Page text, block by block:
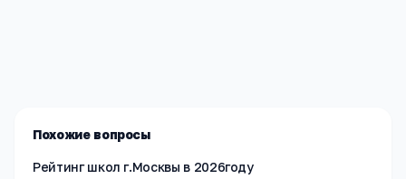
Похожие вопросы
Рейтинг школ г.Москвы в 2026году